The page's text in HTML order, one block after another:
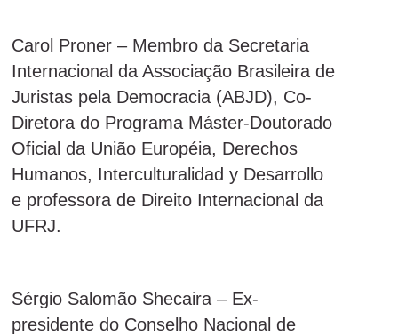
Carol Proner – Membro da Secretaria
Internacional da Associação Brasileira de
Juristas pela Democracia (ABJD), Co-
Diretora do Programa Máster-Doutorado
Oficial da União Européia, Derechos
Humanos, Interculturalidad y Desarrollo
e professora de Direito Internacional da
UFRJ.
Sérgio Salomão Shecaira – Ex-
presidente do Conselho Nacional de